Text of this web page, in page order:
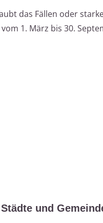
das Fällen oder
1. März bis 30.
und